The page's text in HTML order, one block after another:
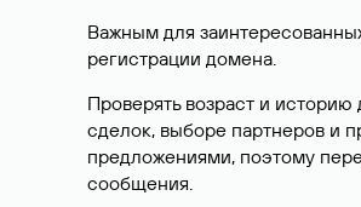
Важным для
регистрации домена.
Проверять возраст и
сделок, выборе партнеров и
предложениями, поэтому
сообщения.